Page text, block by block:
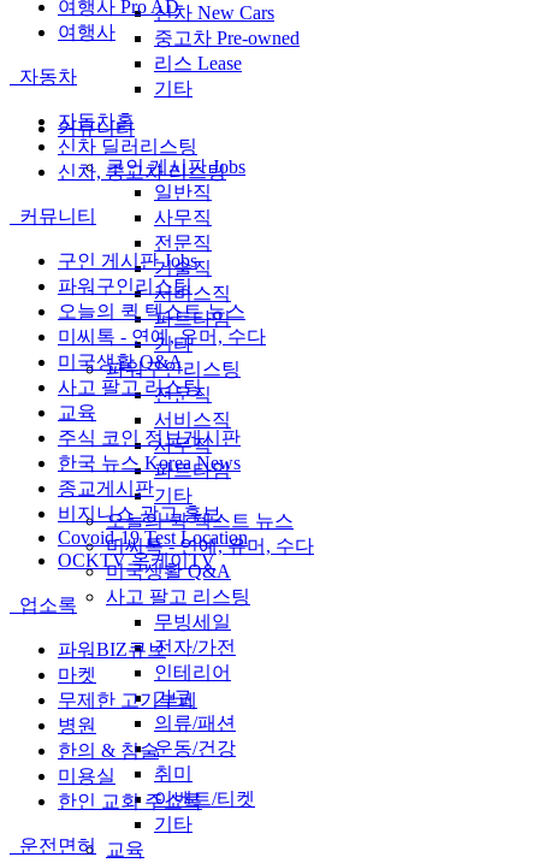
신차 New Cars
중고차 Pre-owned
리스 Lease
기타
커뮤니티
구인 게시판 Jobs
일반직
사무직
전문직
기술직
서비스직
파트타임
기타
파워구인리스팅
전문직
서비스직
사무직
파트타임
기타
오늘의 퀵 텍스트 뉴스
미씨톡 - 연예, 유머, 수다
미국생활 Q&A
사고 팔고 리스팅
무빙세일
전자/가전
인테리어
가구
의류/패션
운동/건강
취미
이벤트/티켓
기타
교육
여행사 Pro AD
여행사
자동차
자동차홈
신차 딜러리스팅
신차, 중고차 리스팅
커뮤니티
구인 게시판 Jobs
파워구인리스팅
오늘의 퀵 텍스트 뉴스
미씨톡 - 연예, 유머, 수다
미국생활 Q&A
사고 팔고 리스팅
교육
주식 코인 정보게시판
한국 뉴스 Korea News
종교게시판
비지니스 광고 홍보
Covoid-19 Test Location
OCKTV 옥케이TV
업소록
파워BIZ큐브
마켓
무제한 고기부페
병원
한의 & 침술
미용실
한인 교회 주소록
운전면허